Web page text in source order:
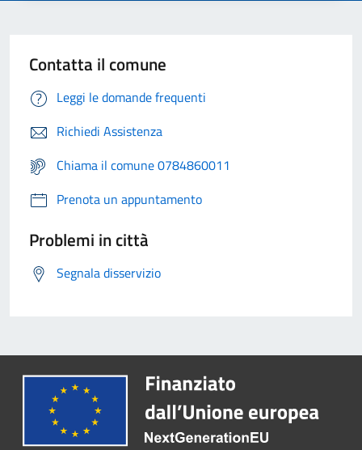
Contatta il comune
Leggi le domande frequenti
Richiedi Assistenza
Chiama il comune 0784860011
Prenota un appuntamento
Problemi in città
Segnala disservizio